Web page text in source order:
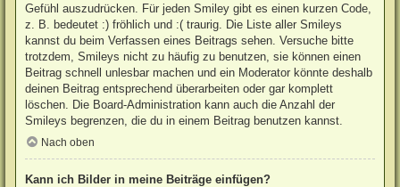
Gefühl auszudrücken. Für jeden Smiley gibt es einen kurzen Code,
z. B. bedeutet :) fröhlich und :( traurig. Die Liste aller Smileys
kannst du beim Verfassen eines Beitrags sehen. Versuche bitte
trotzdem, Smileys nicht zu häufig zu benutzen, sie können einen
Beitrag schnell unlesbar machen und ein Moderator könnte deshalb
deinen Beitrag entsprechend überarbeiten oder gar komplett
löschen. Die Board-Administration kann auch die Anzahl der
Smileys begrenzen, die du in einem Beitrag benutzen kannst.
Nach oben
Kann ich Bilder in meine Beiträge einfügen?